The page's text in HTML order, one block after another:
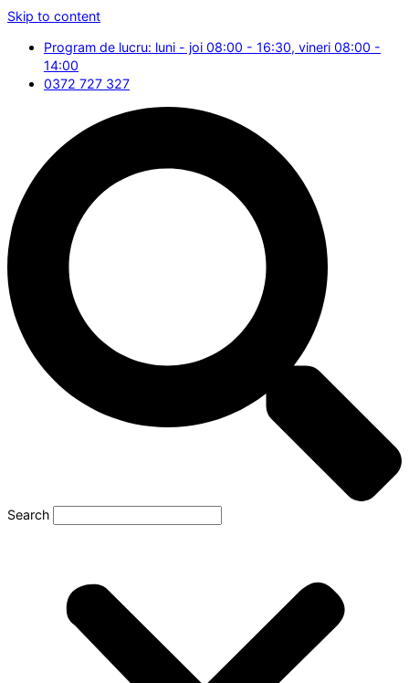
Skip to content
Program de lucru: luni - joi 08:00 - 16:30, vineri 08:00 -
14:00
0372 727 327
Search